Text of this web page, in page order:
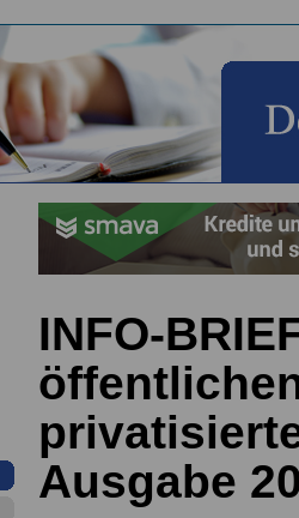
INFO-
Ausgabe